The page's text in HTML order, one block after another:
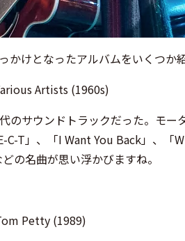
かけとなったアルバムをいくつか
Artists (1960s)
のサウンドトラックだった。モ
C-T」、「I Want You Back」、
の名曲が思い浮かびますね。
Petty (1989)